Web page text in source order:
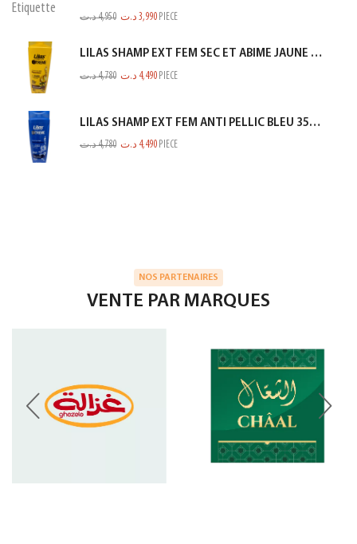
4,950د.ت 3,990 د.ت PIECE
LILAS SHAMP EXT FEM SEC ET ABIME JAUNE 350ML
4,780د.ت 4,490 د.ت PIECE
LILAS SHAMP EXT FEM ANTI PELLIC BLEU 350ML
4,780د.ت 4,490 د.ت PIECE
NOS PARTENAIRES
VENTE PAR MARQUES